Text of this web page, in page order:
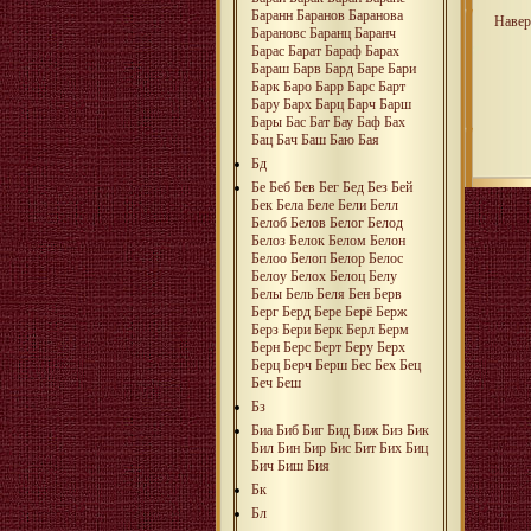
Баранн Баранов Баранова
Барановс Баранц Баранч
Барас Барат Бараф Барах
Бараш Барв Бард Баре Бари
Барк Баро Барр Барс Барт
Бару Барх Барц Барч Барш
Бары Бас Бат Бау Баф Бах
Бац Бач Баш Баю Бая
Бд
Бе Беб Бев Бег Бед Без Бей
Бек Бела Беле Бели Белл
Белоб Белов Белог Белод
Белоз Белок Белом Белон
Белоо Белоп Белор Белос
Белоу Белох Белоц Белу
Белы Бель Беля Бен Берв
Берг Берд Бере Берё Берж
Берз Бери Берк Берл Берм
Берн Берс Берт Беру Берх
Берц Берч Берш Бес Бех Бец
Беч Беш
Бз
Биа Биб Биг Бид Биж Биз Бик
Бил Бин Бир Бис Бит Бих Биц
Бич Биш Бия
Бк
Бл